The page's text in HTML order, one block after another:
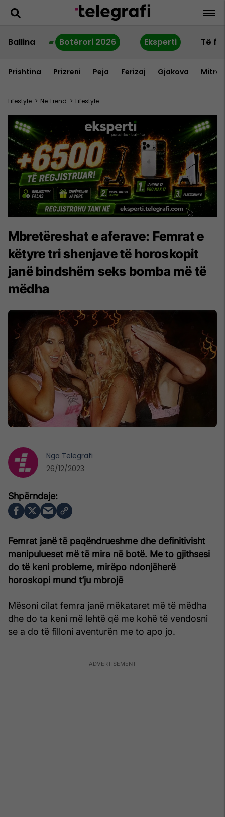
Ballina Botërori 2026 Eksperti Të
Prishtina Prizreni Peja Ferizaj Gjakova
Lifestyle > Në Trend > Lifestyle
Mbretëreshat e aferave: Femrat e
këtyre tri shenjave të horoskopit
janë bindshëm seks bomba më të
mëdha
Femrat janë të paqëndrueshme dhe definitivisht
manipulueset më të mira në botë. Me to gjithsesi
do të keni probleme, mirëpo ndonjëherë
horoskopi mund t’ju mbrojë
Mësoni cilat femra janë mëkataret më të mëdha
dhe do ta keni më lehtë që me kohë të vendosni
se a do të filloni aventurën me to apo jo.
Nga Telegrafi
26/12/2023